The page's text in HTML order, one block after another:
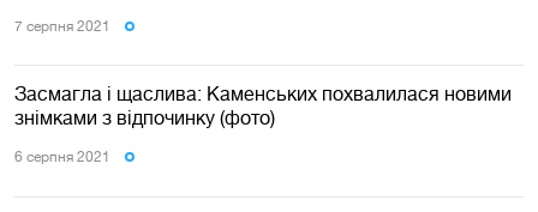
7 серпня 2021
Засмагла і щаслива: Каменських похвалилася новими
знімками з відпочинку (фото)
6 серпня 2021